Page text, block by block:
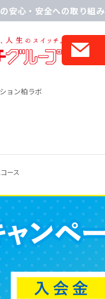
安心・安全への取り組み
ョン柏ラボ
ース